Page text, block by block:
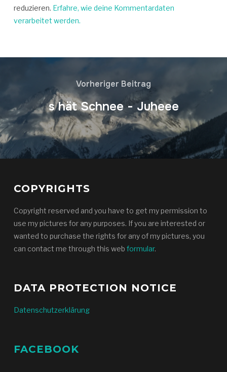
reduzieren. Erfahre, wie deine Kommentardaten
verarbeitet werden.
Vorheriger Beitrag
s hät Schnee - Juheee
COPYRIGHTS
Copyright reserved and you have to get my permission to
use my pictures for any purposes. If you are interested or
wanted to purchase the rights for any of my pictures, you
can contact me through this web formular.
DATA PROTECTION NOTICE
Datenschutzerklärung
FACEBOOK